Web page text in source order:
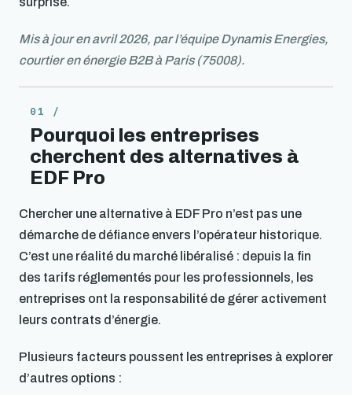
Mis à jour en avril 2026, par l’équipe Dynamis Energies,
courtier en énergie B2B à Paris (75008).
Pourquoi les entreprises
cherchent des alternatives à
EDF Pro
Chercher une alternative à EDF Pro n’est pas une
démarche de défiance envers l’opérateur historique.
C’est une réalité du marché libéralisé : depuis la fin
des tarifs réglementés pour les professionnels, les
entreprises ont la responsabilité de gérer activement
leurs contrats d’énergie.
Plusieurs facteurs poussent les entreprises à explorer
d’autres options :